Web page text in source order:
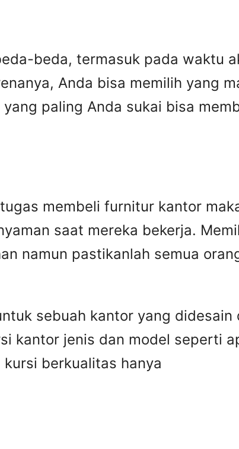
beda, termasuk pada waktu
Anda bisa memilih yang
paling Anda sukai bisa
membeli furnitur kantor
saat mereka bekerja.
namun pastikanlah semua
sebuah kantor yang didesain
kantor jenis dan model seperti
berkualitas hanya